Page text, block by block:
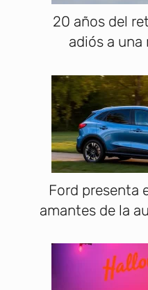
20 años del
adiós a una
Ford presenta
amantes de la